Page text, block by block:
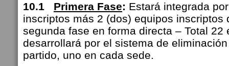
10.1 Primera Fase: Estará integrada
inscriptos más 2 (dos) equipos inscriptos
segunda fase en forma directa – Total 22
desarrollará por el sistema de
partido, uno en cada sede.